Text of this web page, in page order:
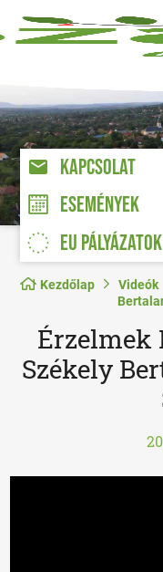
KAPCSOLAT
ESEMÉNYEK
EU PÁLYÁZATOK
Kezdőlap Videók
Érzelmek
Székely